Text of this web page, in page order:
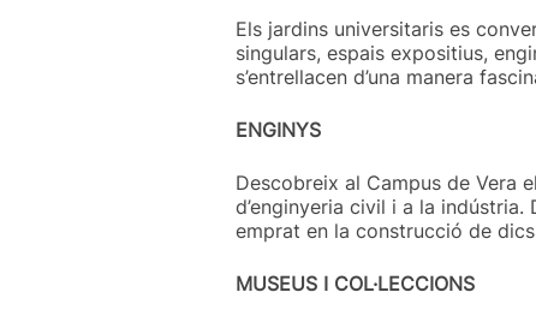
Els jardins universitaris es
singulars, espais expositius,
s’entrellacen d’una manera
ENGINYS
Descobreix al Campus de Vera
d’enginyeria civil i a la
emprat en la construcció de
MUSEUS I COL·LECCIONS